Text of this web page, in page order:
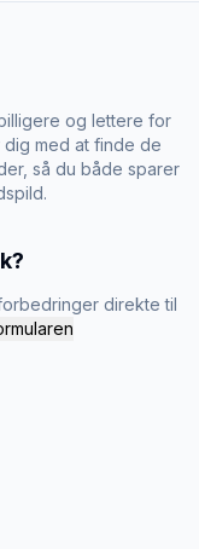
og lettere for
med at finde de
så du både sparer
direkte til